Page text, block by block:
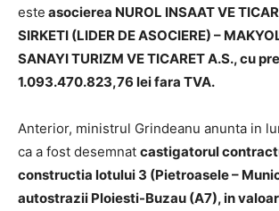
este asocierea NUROL INSAAT VE
SIRKETI (LIDER DE ASOCIERE) –
SANAYI TURIZM VE TICARET A.S., cu
1.093.470.823,76 lei fara TVA.
Anterior, ministrul Grindeanu anunta in
ca a fost desemnat castigatorul
constructia lotului 3 (Pietroasele –
autostrazii Ploiesti-Buzau (A7), in